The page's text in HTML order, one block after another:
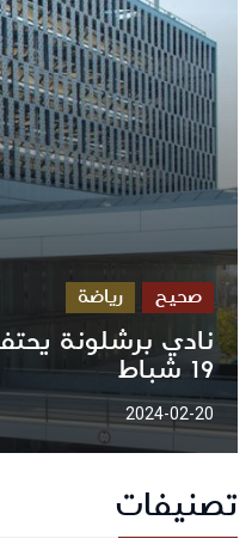
صحيح رياضة
نادي برشلونة
19 شباط
2024-02-20
تصنيفات